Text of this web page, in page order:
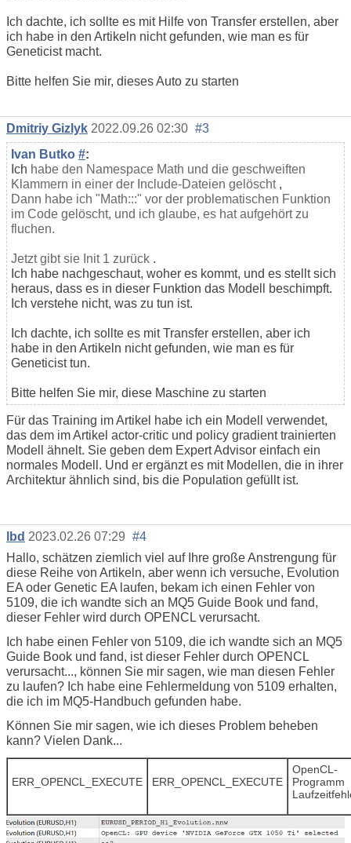
Ich dachte, ich sollte es mit Hilfe von Transfer erstellen, aber
ich habe in den Artikeln nicht gefunden, wie man es für
Geneticist macht.
Bitte helfen Sie mir, dieses Auto zu starten
Dmitriy Gizlyk 2022.09.26 02:30 #3
Ivan Butko #:
Ich habe den Namespace Math und die geschweiften
Klammern in einer der Include-Dateien gelöscht ,
Dann habe ich "Math:::" vor der problematischen Funktion
im Code gelöscht, und ich glaube, es hat aufgehört zu
fluchen.
Jetzt gibt sie Init 1 zurück .
Ich habe nachgeschaut, woher es kommt, und es stellt sich
heraus, dass es in dieser Funktion das Modell beschimpft.
Ich verstehe nicht, was zu tun ist.
Ich dachte, ich sollte es mit Transfer erstellen, aber ich
habe in den Artikeln nicht gefunden, wie man es für
Geneticist tun.
Bitte helfen Sie mir, diese Maschine zu starten
Für das Training im Artikel habe ich ein Modell verwendet,
das dem im Artikel actor-critic und policy gradient trainierten
Modell ähnelt. Sie geben dem Expert Advisor einfach ein
normales Modell. Und er ergänzt es mit Modellen, die in ihrer
Architektur ähnlich sind, bis die Population gefüllt ist.
lbd 2023.02.26 07:29 #4
Hallo, schätzen ziemlich viel auf Ihre große Anstrengung für
diese Reihe von Artikeln, aber wenn ich versuche, Evolution
EA oder Genetic EA laufen, bekam ich einen Fehler von
5109, die ich wandte sich an MQ5 Guide Book und fand,
dieser Fehler wird durch OPENCL verursacht.
Ich habe einen Fehler von 5109, die ich wandte sich an MQ5
Guide Book und fand, ist dieser Fehler durch OPENCL
verursacht..., können Sie mir sagen, wie man diesen Fehler
zu laufen? Ich habe eine Fehlermeldung von 5109 erhalten,
die ich im MQ5-Handbuch gefunden habe.
Können Sie mir sagen, wie ich dieses Problem beheben
kann? Vielen Dank...
ERR_OPENCL_EXECUTE ERR_OPENCL_EXECUTE
OpenCL-
Programm